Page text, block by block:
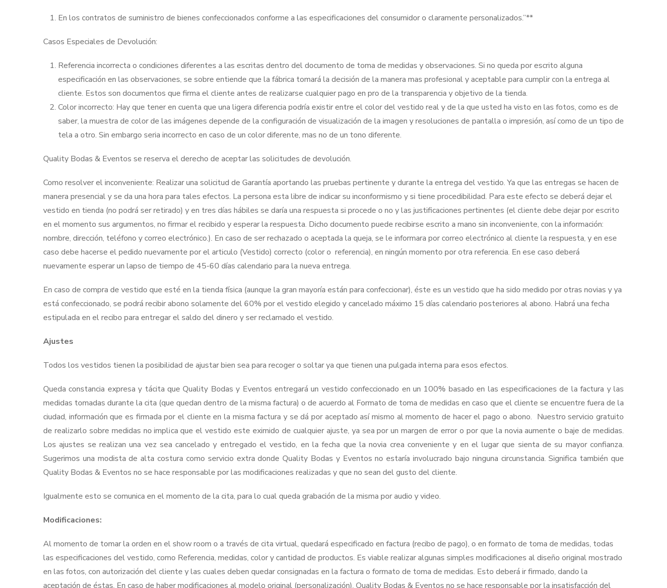
En los contratos de suministro de bienes confeccionados conforme a las especificaciones del consumidor o claramente personalizados.”**
Casos Especiales de Devolución:
Referencia incorrecta o condiciones diferentes a las escritas dentro del documento de toma de medidas y observaciones. Si no queda por escrito alguna
especificación en las observaciones, se sobre entiende que la fábrica tomará la decisión de la manera mas profesional y aceptable para cumplir con la entrega al
cliente. Estos son documentos que firma el cliente antes de realizarse cualquier pago en pro de la transparencia y objetivo de la tienda.
Color incorrecto: Hay que tener en cuenta que una ligera diferencia podría existir entre el color del vestido real y de la que usted ha visto en las fotos, como es de
saber, la muestra de color de las imágenes depende de la configuración de visualización de la imagen y resoluciones de pantalla o impresión, así como de un tipo de
tela a otro. Sin embargo seria incorrecto en caso de un color diferente, mas no de un tono diferente.
Quality Bodas & Eventos se reserva el derecho de aceptar las solicitudes de devolución.
Como resolver el inconveniente: Realizar una solicitud de Garantía aportando las pruebas pertinente y durante la entrega del vestido. Ya que las entregas se hacen de
manera presencial y se da una hora para tales efectos. La persona esta libre de indicar su inconformismo y si tiene procedibilidad. Para este efecto se deberá dejar el
vestido en tienda (no podrá ser retirado) y en tres días hábiles se daría una respuesta si procede o no y las justificaciones pertinentes (el cliente debe dejar por escrito
en el momento sus argumentos, no firmar el recibido y esperar la respuesta. Dicho documento puede recibirse escrito a mano sin inconveniente, con la información:
nombre, dirección, teléfono y correo electrónico.). En caso de ser rechazado o aceptada la queja, se le informara por correo electrónico al cliente la respuesta, y en ese
caso debe hacerse el pedido nuevamente por el articulo (Vestido) correcto (color o referencia), en ningún momento por otra referencia. En ese caso deberá
nuevamente esperar un lapso de tiempo de 45-60 días calendario para la nueva entrega.
En caso de compra de vestido que esté en la tienda física (aunque la gran mayoría están para confeccionar), éste es un vestido que ha sido medido por otras novias y ya
está confeccionado, se podrá recibir abono solamente del 60% por el vestido elegido y cancelado máximo 15 días calendario posteriores al abono. Habrá una fecha
estipulada en el recibo para entregar el saldo del dinero y ser reclamado el vestido.
Ajustes
Todos los vestidos tienen la posibilidad de ajustar bien sea para recoger o soltar ya que tienen una pulgada interna para esos efectos.
Queda constancia expresa y tácita que Quality Bodas y Eventos entregará un vestido confeccionado en un 100% basado en las especificaciones de la factura y las
medidas tomadas durante la cita (que quedan dentro de la misma factura) o de acuerdo al Formato de toma de medidas en caso que el cliente se encuentre fuera de la
ciudad, información que es firmada por el cliente en la misma factura y se dá por aceptado así mismo al momento de hacer el pago o abono. Nuestro servicio gratuito
de realizarlo sobre medidas no implica que el vestido este eximido de cualquier ajuste, ya sea por un margen de error o por que la novia aumente o baje de medidas.
Los ajustes se realizan una vez sea cancelado y entregado el vestido, en la fecha que la novia crea conveniente y en el lugar que sienta de su mayor confianza.
Sugerimos una modista de alta costura como servicio extra donde Quality Bodas y Eventos no estaría involucrado bajo ninguna circunstancia. Significa también que
Quality Bodas & Eventos no se hace responsable por las modificaciones realizadas y que no sean del gusto del cliente.
Igualmente esto se comunica en el momento de la cita, para lo cual queda grabación de la misma por audio y video.
Modificaciones:
Al momento de tomar la orden en el show room o a través de cita virtual, quedará especificado en factura (recibo de pago), o en formato de toma de medidas, todas
las especificaciones del vestido, como Referencia, medidas, color y cantidad de productos. Es viable realizar algunas simples modificaciones al diseño original mostrado
en las fotos, con autorización del cliente y las cuales deben quedar consignadas en la factura o formato de toma de medidas. Esto deberá ir firmado, dando la
aceptación de éstas. En caso de haber modificaciones al modelo original (personalización), Quality Bodas & Eventos no se hace responsable por la insatisfacción del